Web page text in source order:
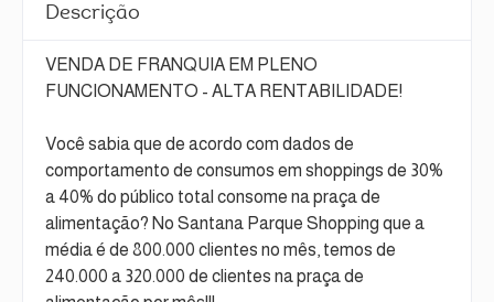
Descrição
VENDA DE FRANQUIA EM PLENO
FUNCIONAMENTO - ALTA RENTABILIDADE!
Você sabia que de acordo com dados de
comportamento de consumos em shoppings de 30%
a 40% do público total consome na praça de
alimentação? No Santana Parque Shopping que a
média é de 800.000 clientes no mês, temos de
240.000 a 320.000 de clientes na praça de